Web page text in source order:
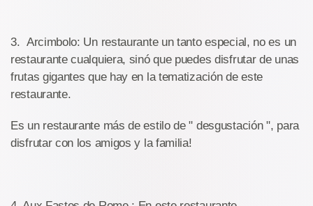
3. Arcimbolo: Un restaurante un tanto especial, no es un
restaurante cualquiera, sinó que puedes disfrutar de unas
frutas gigantes que hay en la tematización de este
restaurante.
Es un restaurante más de estilo de " desgustación ", para
disfrutar con los amigos y la familia!